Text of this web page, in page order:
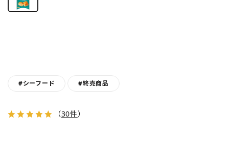
#シーフード #終売商品
（30件）